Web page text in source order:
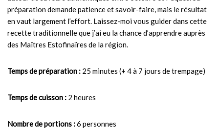
préparation demande patience et savoir-faire, mais le résultat
en vaut largement l’effort. Laissez-moi vous guider dans cette
recette traditionnelle que j’ai eu la chance d’apprendre auprès
des Maîtres Estofinaïres de la région.
Temps de préparation : 25 minutes (+ 4 à 7 jours de trempage)
Temps de cuisson : 2 heures
Nombre de portions :6 personnes